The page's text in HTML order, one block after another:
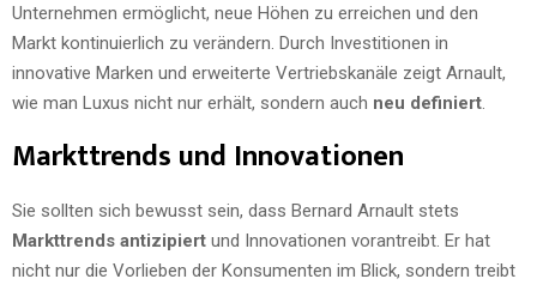
Unternehmen ermöglicht, neue Höhen zu erreichen und den
Markt kontinuierlich zu verändern. Durch Investitionen in
innovative Marken und erweiterte Vertriebskanäle zeigt Arnault,
wie man Luxus nicht nur erhält, sondern auch neu definiert
Markttrends und Innovationen
Sie sollten sich bewusst sein, dass Bernard Arnault stets
Markttrends antizipiert und Innovationen vorantreibt. Er hat
nicht nur die Vorlieben der Konsumenten im Blick, sondern treibt